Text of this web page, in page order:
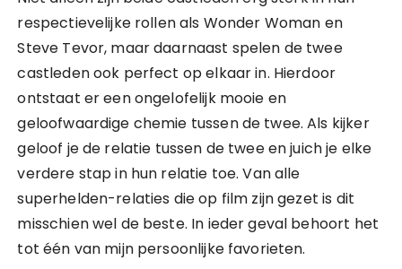
respectievelijke rollen als Wonder Woman en
Steve Tevor, maar daarnaast spelen de twee
castleden ook perfect op elkaar in. Hierdoor
ontstaat er een ongelofelijk mooie en
geloofwaardige chemie tussen de twee. Als kijker
geloof je de relatie tussen de twee en juich je elke
verdere stap in hun relatie toe. Van alle
superhelden-relaties die op film zijn gezet is dit
misschien wel de beste. In ieder geval behoort het
tot één van mijn persoonlijke favorieten.